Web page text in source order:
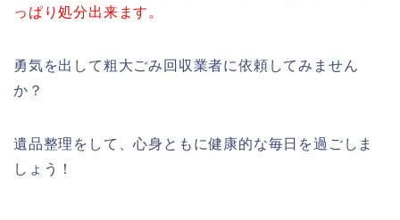
っぱり処分出来ます。
勇気を出して粗大ごみ回収業者に依頼してみません
か？
遺品整理をして、心身ともに健康的な毎日を過ごしま
しょう！